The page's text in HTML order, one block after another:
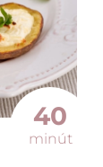
40
minút